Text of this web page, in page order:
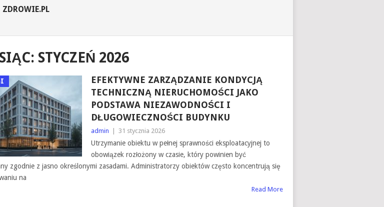
ZDROWIE.PL
STYCZEŃ 2026
EFEKTYWNE ZARZĄDZANIE KONDYCJĄ
TECHNICZNĄ NIERUCHOMOŚCI JAKO
PODSTAWA NIEZAWODNOŚCI I
DŁUGOWIECZNOŚCI BUDYNKU
admin 31 stycznia 2026
Utrzymanie obiektu w pełnej sprawności eksploatacyjnej to
obowiązek rozłożony w czasie, który powinien być
zgodnie z jasno określonymi zasadami. Administratorzy obiektów często koncentrują się
na
Read More